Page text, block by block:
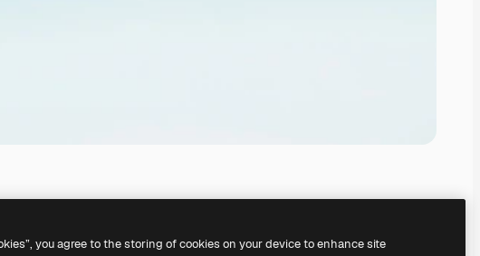
you agree to the storing of cookies on your device to enhance site